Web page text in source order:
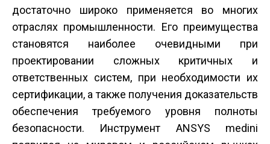
достаточно широко применяется во многих
отраслях промышленности. Его преимущества
становятся наиболее очевидными при
проектировании сложных критичных и
ответственных систем, при необходимости их
сертификации, а также получения доказательств
обеспечения требуемого уровня полноты
безопасности. Инструмент ANSYS medini